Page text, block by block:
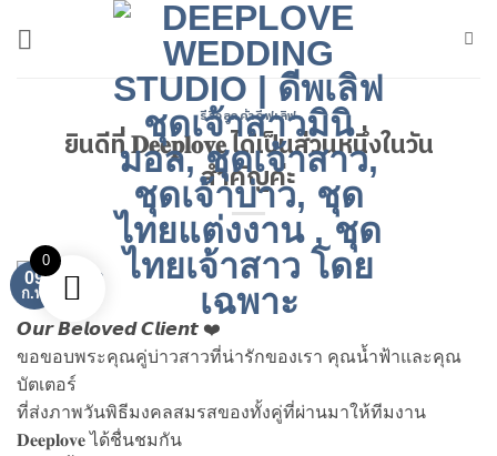
รีวิวลูกค้าดีฟเลิฟ
ยินดีที่ 𝐃𝐞𝐞𝐩𝐥𝐨𝐯𝐞 ได้เป็นส่วนหนึ่งในวัน
สำคัญค่ะ
09
ก.พ.
𝙊𝙪𝙧 𝘽𝙚𝙡𝙤𝙫𝙚𝙙 𝘾𝙡𝙞𝙚𝙣𝙩 ❤️
ขอขอบพระคุณคู่บ่าวสาวที่น่ารักของเรา คุณน้ำฟ้าและคุณ
บัตเตอร์
ที่ส่งภาพวันพิธีมงคลสมรสของทั้งคู่ที่ผ่านมาให้ทีมงาน
𝐃𝐞𝐞𝐩𝐥𝐨𝐯𝐞 ได้ชื่นชมกัน
0